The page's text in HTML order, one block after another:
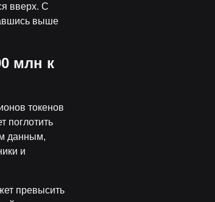
вверх. С
выше
млн к
токенов
поглотить
данным,
и
превысить